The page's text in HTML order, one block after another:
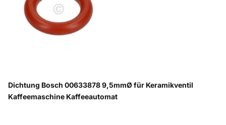
Dichtung Bosch 00633878 9,5mmØ für Keramikventil
Kaffeemaschine Kaffeeautomat